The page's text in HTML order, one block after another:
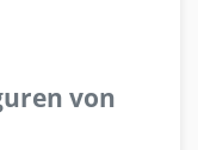
von